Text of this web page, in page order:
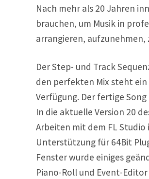
Nach mehr als 20 Jahren
brauchen, um Musik in
arrangieren, aufzunehmen,
Der Step- und Track
den perfekten Mix steht
Verfügung. Der fertige Song
In die aktuelle Version 20
Arbeiten mit dem FL
Unterstützung für 64Bit
Fenster wurde einiges
Piano-Roll und Event-